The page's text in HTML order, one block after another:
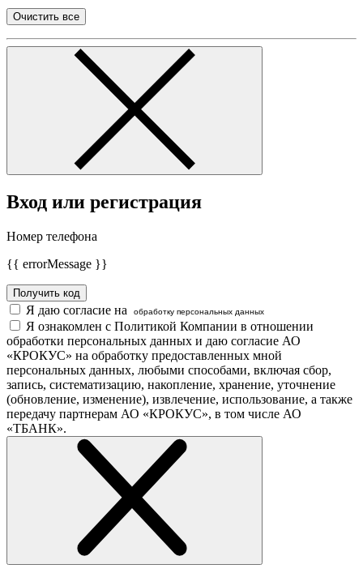
Очистить все
Вход или регистрация
Номер телефона
{{ errorMessage }}
Получить код
Я даю согласие на обработку персональных данных
Я ознакомлен с Политикой Компании в отношении
обработки персональных данных и даю согласие АО
«КРОКУС» на обработку предоставленных мной
персональных данных, любыми способами, включая сбор,
запись, систематизацию, накопление, хранение, уточнение
(обновление, изменение), извлечение, использование, а также
передачу партнерам АО «КРОКУС», в том числе АО
«ТБАНК».